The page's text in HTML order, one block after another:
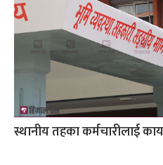
स्थानीय तहका कर्मचारीलाई